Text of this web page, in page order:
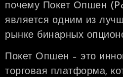
почему Покет Опшен
является одним из
рынке бинарных
Покет Опшен – это
торговая платформа,